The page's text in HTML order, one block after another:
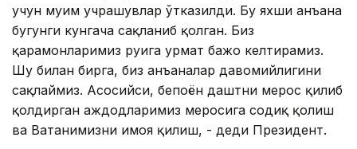
учун муҳим учрашувлар ўтказилди. Бу яхши анъана
бугунги кунгача сақланиб қолган. Биз
қаҳрамонларимиз руҳига ҳурмат бажо келтирамиз.
Шу билан бирга, биз анъаналар давомийлигини
сақлаймиз. Aсосийси, бепоён даштни мерос қилиб
қолдирган аждодларимиз меросига содиқ қолиш
ва Ватанимизни ҳимоя қилиш, - деди Президент.